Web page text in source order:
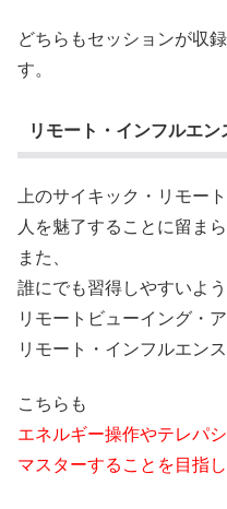
どちらもセッションが収
す。
リモート・インフルエン
上のサイキック・リモー
人を魅了することに留ま
また、
誰にでも習得しやすいよ
リモートビューイング・
リモート・インフルエン
こちらも
エネルギー操作やテレパ
マスターすることを目指し